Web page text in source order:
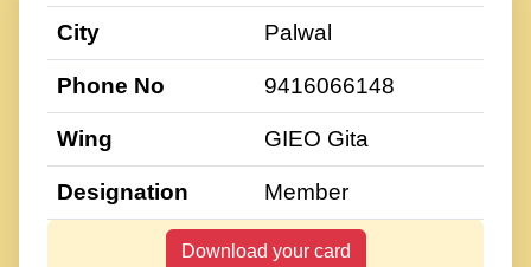
City Palwal
Phone No 9416066148
Wing GIEO Gita
Designation Member
Download your card